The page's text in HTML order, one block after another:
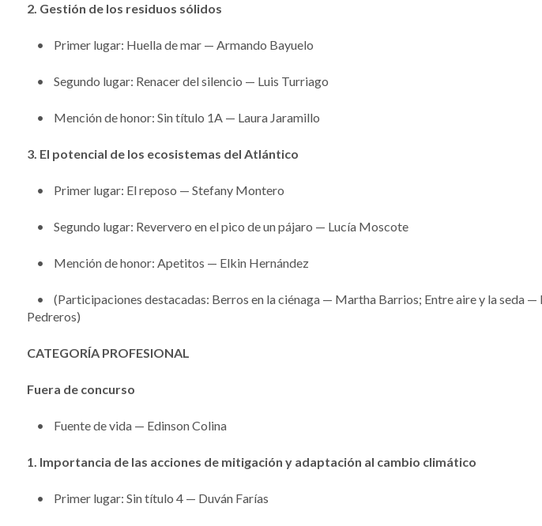
2. Gestión de los residuos sólidos
• Primer lugar: Huella de mar — Armando Bayuelo
• Segundo lugar: Renacer del silencio — Luis Turriago
• Mención de honor: Sin título 1A — Laura Jaramillo
3. El potencial de los ecosistemas del Atlántico
• Primer lugar: El reposo — Stefany Montero
• Segundo lugar: Reververo en el pico de un pájaro — Lucía Moscote
• Mención de honor: Apetitos — Elkin Hernández
• (Participaciones destacadas: Berros en la ciénaga — Martha Barrios; Entre aire y la seda
Pedreros)
CATEGORÍA PROFESIONAL
Fuera de concurso
• Fuente de vida — Edinson Colina
1. Importancia de las acciones de mitigación y adaptación al cambio climático
• Primer lugar: Sin título 4 — Duván Farías